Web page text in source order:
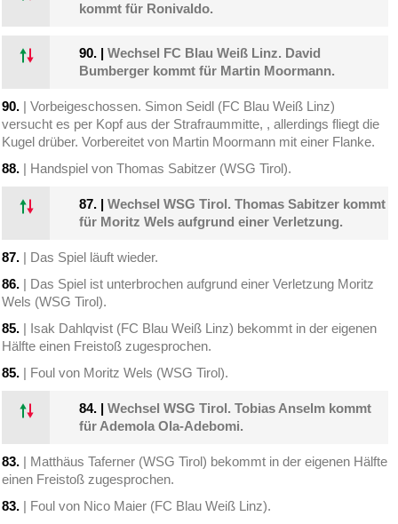
kommt für Ronivaldo.
90. |Wechsel FC Blau Weiß Linz. David
Bumberger kommt für Martin Moormann.
90. | Vorbeigeschossen. Simon Seidl (FC Blau Weiß Linz)
versucht es per Kopf aus der Strafraummitte, , allerdings fliegt die
Kugel drüber. Vorbereitet von Martin Moormann mit einer Flanke.
88. | Handspiel von Thomas Sabitzer (WSG Tirol).
87. |Wechsel WSG Tirol. Thomas Sabitzer kommt
für Moritz Wels aufgrund einer Verletzung.
87. | Das Spiel läuft wieder.
86. | Das Spiel ist unterbrochen aufgrund einer Verletzung Moritz
Wels (WSG Tirol).
85. | Isak Dahlqvist (FC Blau Weiß Linz) bekommt in der eigenen
Hälfte einen Freistoß zugesprochen.
85. | Foul von Moritz Wels (WSG Tirol).
84. |Wechsel WSG Tirol. Tobias Anselm kommt
für Ademola Ola-Adebomi.
83. | Matthäus Taferner (WSG Tirol) bekommt in der eigenen Hälfte
einen Freistoß zugesprochen.
83. | Foul von Nico Maier (FC Blau Weiß Linz).